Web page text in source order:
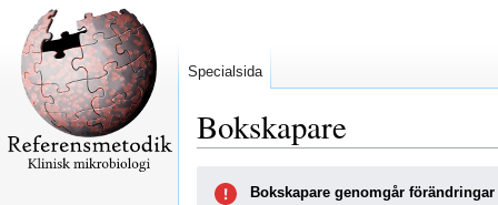
Bokskapare
Bokskapare genomgår förändringar
Specialsida